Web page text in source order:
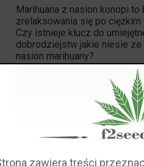
Marihuana z nasion konopi
zrelaksowania się po ciężkim
Czy istnieje klucz do
dobrodziejstw jakie niesie
nasion marihuany?
1# Zaplanuj odpowiednią
Do palenia powinno się
daje nam odskocznie od
zawiera treści